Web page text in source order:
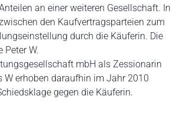
an einer weiteren Gesellschaft. In
den Kaufvertragsparteien zum
durch die Käuferin. Die
Peter W.
mbH als Zessionarin
W erhoben daraufhin im Jahr 2010
gegen die Käuferin.